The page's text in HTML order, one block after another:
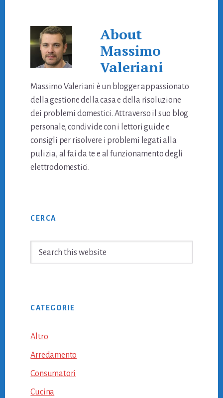
About
Massimo
Valeriani
Massimo Valeriani è un blogger appassionato
della gestione della casa e della risoluzione
dei problemi domestici. Attraverso il suo blog
personale, condivide con i lettori guide e
consigli per risolvere i problemi legati alla
pulizia, al fai da te e al funzionamento degli
elettrodomestici.
Sidebar
CERCA
CATEGORIE
Altro
Arredamento
Consumatori
Cucina